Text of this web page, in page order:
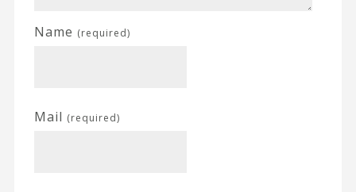
Name (required)
Mail (required)